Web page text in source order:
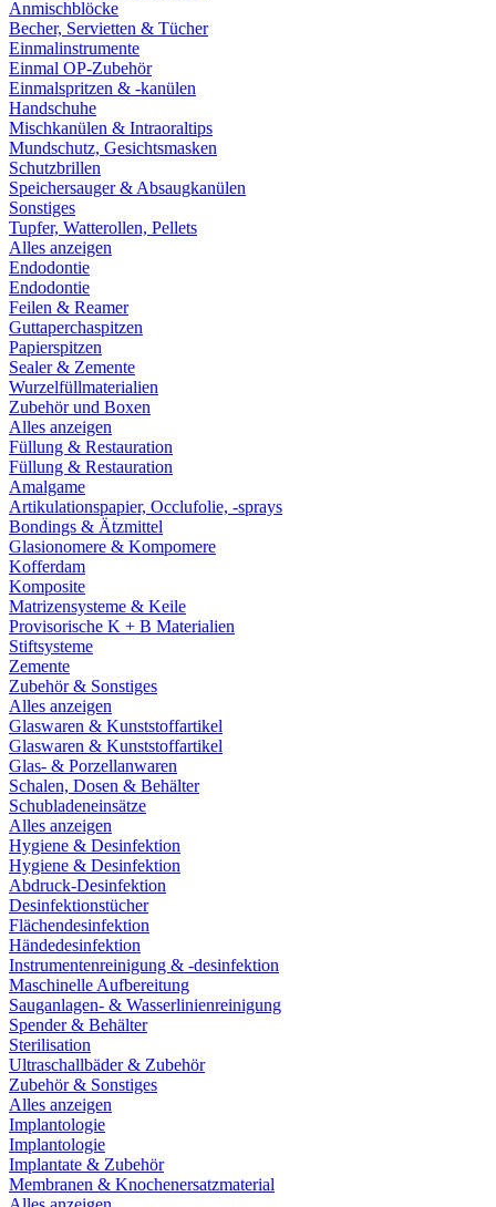
Anmischblöcke
Becher, Servietten & Tücher
Einmalinstrumente
Einmal OP-Zubehör
Einmalspritzen & -kanülen
Handschuhe
Mischkanülen & Intraoraltips
Mundschutz, Gesichtsmasken
Schutzbrillen
Speichersauger & Absaugkanülen
Sonstiges
Tupfer, Watterollen, Pellets
Alles anzeigen
Endodontie
Endodontie
Feilen & Reamer
Guttaperchaspitzen
Papierspitzen
Sealer & Zemente
Wurzelfüllmaterialien
Zubehör und Boxen
Alles anzeigen
Füllung & Restauration
Füllung & Restauration
Amalgame
Artikulationspapier, Occlufolie, -sprays
Bondings & Ätzmittel
Glasionomere & Kompomere
Kofferdam
Komposite
Matrizensysteme & Keile
Provisorische K + B Materialien
Stiftsysteme
Zemente
Zubehör & Sonstiges
Alles anzeigen
Glaswaren & Kunststoffartikel
Glaswaren & Kunststoffartikel
Glas- & Porzellanwaren
Schalen, Dosen & Behälter
Schubladeneinsätze
Alles anzeigen
Hygiene & Desinfektion
Hygiene & Desinfektion
Abdruck-Desinfektion
Desinfektionstücher
Flächendesinfektion
Händedesinfektion
Instrumentenreinigung & -desinfektion
Maschinelle Aufbereitung
Sauganlagen- & Wasserlinienreinigung
Spender & Behälter
Sterilisation
Ultraschallbäder & Zubehör
Zubehör & Sonstiges
Alles anzeigen
Implantologie
Implantologie
Implantate & Zubehör
Membranen & Knochenersatzmaterial